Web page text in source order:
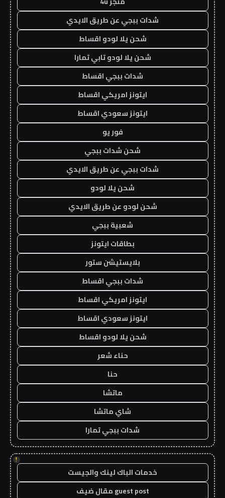
شدات ببجي عن طريق الايدي
شحن يلا لودو اقساط
شحن يلا لودو تابي تمارا
شدات ببجي اقساط
ايتونز امريكي اقساط
ايتونز سعودي اقساط
فور يو
شحن شدات ببجي
شدات ببجي عن طريق الايدي
شحن يلا لودو
شحن لودو عن طريق الايدي
شعبية ببجي
بطاقات ايتونز
بلايستيشن ستور
شدات ببجي اقساط
ايتونز امريكي اقساط
ايتونز سعودي اقساط
شحن يلا لودو اقساط
حناء شعر
حنا
ماتشا
شاي ماتشا
شدات ببجي تمارا
!
خدمات الباك لينك والجيست
guest post مقال ضيف